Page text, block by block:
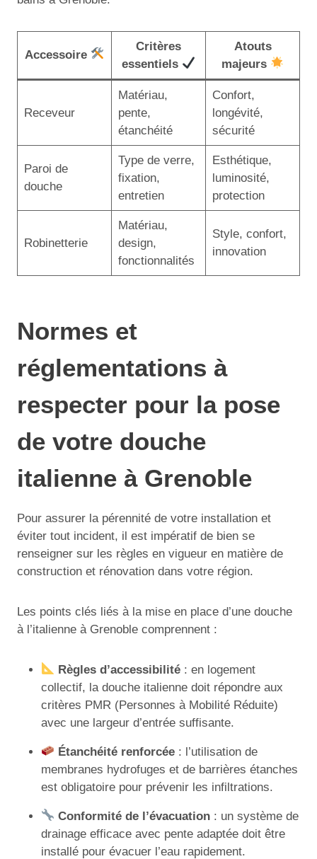
Accessoire
Critères
essentiels
Atouts
majeurs
Receveur
Matériau,
pente,
étanchéité
Confort,
longévité,
sécurité
Paroi de
douche
Type de verre,
fixation,
entretien
Esthétique,
luminosité,
protection
Robinetterie
Matériau,
design,
fonctionnalités
Style, confort,
innovation
Normes et
réglementations à
respecter pour la pose
de votre douche
italienne à Grenoble
Pour assurer la pérennité de votre installation et
éviter tout incident, il est impératif de bien se
renseigner sur les règles en vigueur en matière de
construction et rénovation dans votre région.
Les points clés liés à la mise en place d’une douche
à l’italienne à Grenoble comprennent :
Règles d’accessibilité : en logement
collectif, la douche italienne doit répondre aux
critères PMR (Personnes à Mobilité Réduite)
avec une largeur d’entrée suffisante.
Étanchéité renforcée : l’utilisation de
membranes hydrofuges et de barrières étanches
est obligatoire pour prévenir les infiltrations.
Conformité de l’évacuation : un système de
drainage efficace avec pente adaptée doit être
installé pour évacuer l’eau rapidement.